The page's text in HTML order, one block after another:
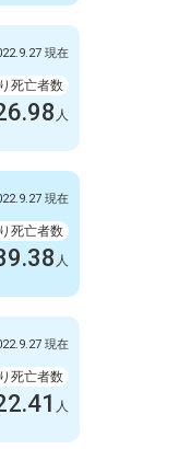
数
1人
2845人
現在
死亡者数
人
数
1人
249人
現在
死亡者数
人
数
0人
522人
現在
死亡者数
人